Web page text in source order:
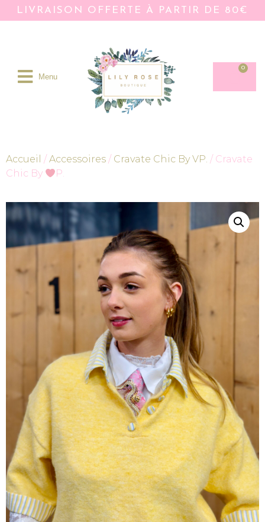
LIVRAISON OFFERTE À PARTIR DE 80€
Menu
0
Accueil / Accessoires / Cravate Chic By VP. / Cravate
Chic By
P.